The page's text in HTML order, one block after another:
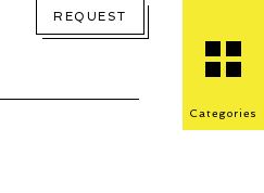
REQUEST
Categories